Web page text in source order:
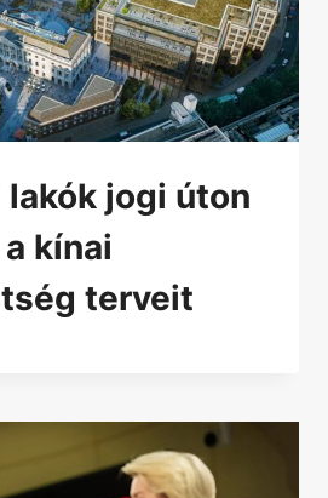
jogi úton
kínai
terveit